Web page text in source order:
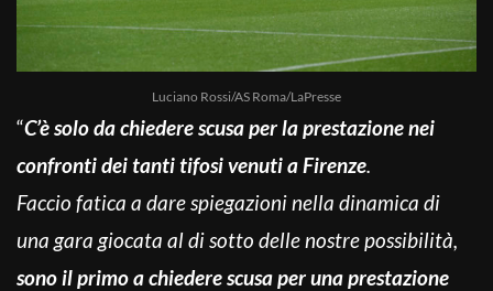
Luciano Rossi/AS Roma/LaPresse
“C’è solo da chiedere scusa per la prestazione nei
confronti dei tanti tifosi venuti a Firenze.
Faccio fatica a dare spiegazioni nella dinamica di
una gara giocata al di sotto delle nostre possibilità,
sono il primo a chiedere scusa per una prestazione